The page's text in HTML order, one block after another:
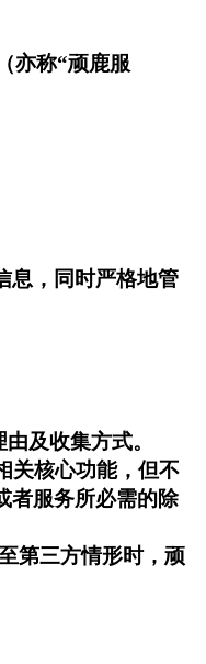
亦称“顽鹿服
息，同时严格地管
及收集方式。
关核心功能，但不
者服务所必需的除
第三方情形时，顽